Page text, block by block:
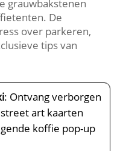
grauwbakstenen
De
over parkeren,
tips van
: Ontvang verborgen
art kaarten
koffie pop-up